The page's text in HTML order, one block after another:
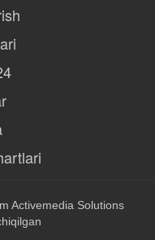
Activemedia Solutions